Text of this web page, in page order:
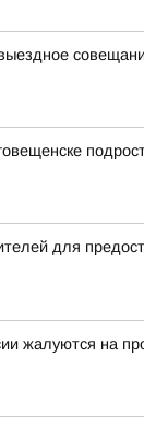
для
жалуются на